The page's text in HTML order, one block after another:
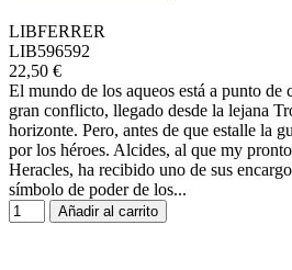
LIBFERRER
LIB596592
22,50 €
El mundo de los aqueos está a punto de
gran conflicto, llegado desde la lejana
horizonte. Pero, antes de que estalle la
por los héroes. Alcides, al que my
Heracles, ha recibido uno de sus
símbolo de poder de los...
Añadir al carrito